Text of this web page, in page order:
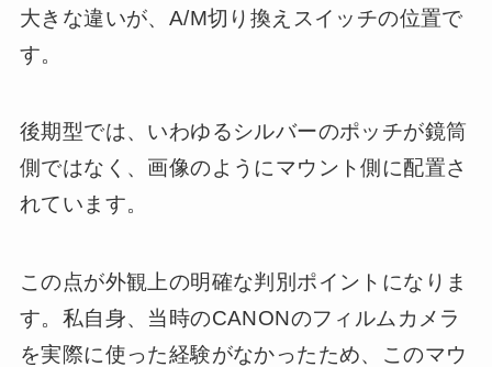
大きな違いが、A/M切り換えスイッチの位置で
す。
後期型では、いわゆるシルバーのポッチが鏡筒
側ではなく、画像のようにマウント側に配置さ
れています。
この点が外観上の明確な判別ポイントになりま
す。私自身、当時のCANONのフィルムカメラ
を実際に使った経験がなかったため、このマウ